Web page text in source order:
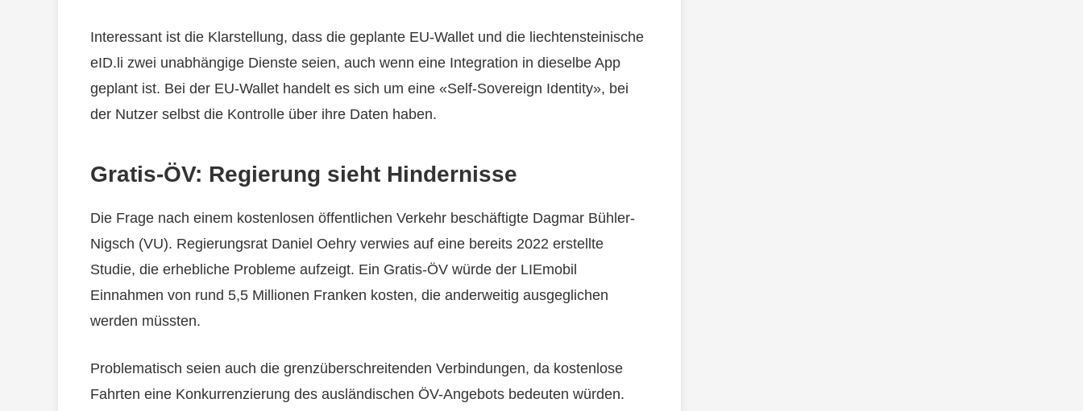
Interessant ist die Klarstellung, dass die geplante EU-Wallet und die liechtensteinische
eID.li zwei unabhängige Dienste seien, auch wenn eine Integration in dieselbe App
geplant ist. Bei der EU-Wallet handelt es sich um eine «Self-Sovereign Identity», bei
der Nutzer selbst die Kontrolle über ihre Daten haben.
Gratis-ÖV: Regierung sieht Hindernisse
Die Frage nach einem kostenlosen öffentlichen Verkehr beschäftigte Dagmar Bühler-
Nigsch (VU). Regierungsrat Daniel Oehry verwies auf eine bereits 2022 erstellte
Studie, die erhebliche Probleme aufzeigt. Ein Gratis-ÖV würde der LIEmobil
Einnahmen von rund 5,5 Millionen Franken kosten, die anderweitig ausgeglichen
werden müssten.
Problematisch seien auch die grenzüberschreitenden Verbindungen, da kostenlose
Fahrten eine Konkurrenzierung des ausländischen ÖV-Angebots bedeuten würden.